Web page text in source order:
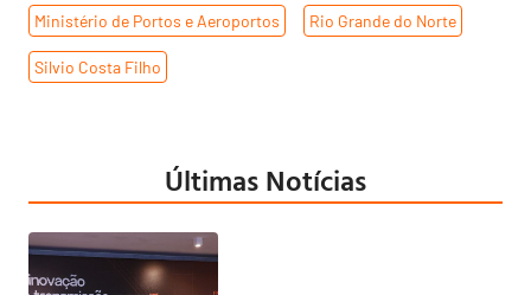
Ministério de Portos e Aeroportos Rio Grande do Norte
Silvio Costa Filho
Últimas Notícias